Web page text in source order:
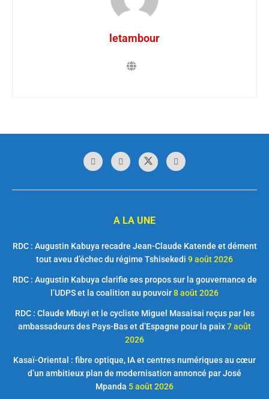
letambour
A LA UNE
RDC : Augustin Kabuya recadre Jean-Claude Katende et dément
tout aveu d’échec du régime Tshisekedi 9 août 2026
RDC : Augustin Kabuya clarifie ses propos sur la gouvernance de
l’UDPS et la coalition au pouvoir8 août 2026
RDC : Claude Mbuyi et le cycliste Miguel Masaisai reçus par les
ambassadeurs des Pays-Bas et d’Espagne pour la paix7 août
2026
Kasaï-Oriental : fibre optique, IA et centres numériques au cœur
d’un ambitieux plan de modernisation annoncé par José
Mpanda 5 août 2026